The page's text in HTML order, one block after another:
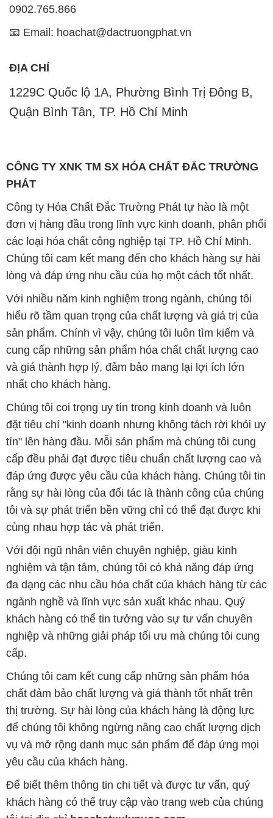
1229C Quốc lộ 1A, Phường Bình Trị Đông B,
Quận Bình Tân, TP. Hồ Chí Minh
CÔNG TY XNK TM SX HÓA CHẤT ĐẮC TRƯỜNG
PHÁT
các loại hóa chất công nghiệp tại TP. Hồ Chí Minh.
Chúng tôi cam kết mang đến cho khách hàng sự hài
lòng và đáp ứng nhu cầu của họ một cách tốt nhất.
Với nhiều năm kinh nghiệm trong ngành, chúng tôi
hiểu rõ tầm quan trọng của chất lượng và giá trị của
sản phẩm. Chính vì vậy, chúng tôi luôn tìm kiếm và
cung cấp những sản phẩm hóa chất chất lượng cao
và giá thành hợp lý, đảm bảo mang lại lợi ích lớn
nhất cho khách hàng.
Chúng tôi coi trọng uy tín trong kinh doanh và luôn
đặt tiêu chí "kinh doanh nhưng không tách rời khỏi uy
tín" lên hàng đầu. Mỗi sản phẩm mà chúng tôi cung
cấp đều phải đạt được tiêu chuẩn chất lượng cao và
đáp ứng được yêu cầu của khách hàng. Chúng tôi tin
rằng sự hài lòng của đối tác là thành công của chúng
tôi và sự phát triển bền vững chỉ có thể đạt được khi
cùng nhau hợp tác và phát triển.
Với đội ngũ nhân viên chuyên nghiệp, giàu kinh
nghiệm và tận tâm, chúng tôi có khả năng đáp ứng
đa dạng các nhu cầu hóa chất của khách hàng từ các
ngành nghề và lĩnh vực sản xuất khác nhau. Quý
khách hàng có thể tin tưởng vào sự tư vấn chuyên
nghiệp và những giải pháp tối ưu mà chúng tôi cung
cấp.
Chúng tôi cam kết cung cấp những sản phẩm hóa
chất đảm bảo chất lượng và giá thành tốt nhất trên
thị trường. Sự hài lòng của khách hàng là động lực
để chúng tôi không ngừng nâng cao chất lượng dịch
vụ và mở rộng danh mục sản phẩm để đáp ứng mọi
yêu cầu của khách hàng.
Để biết thêm thông tin chi tiết và được tư vấn, quý
khách hàng có thể truy cập vào trang web của chúng
tôi tại địa chỉhoachatxulynuoc.com.
Bản quyền © 2016 hoachatxulynuoc.com